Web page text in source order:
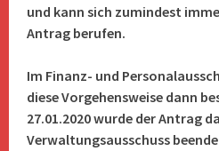
und kann sich zumindest
Antrag berufen.
Im Finanz- und
diese Vorgehensweise dann
27.01.2020 wurde der Antrag
Verwaltungsausschuss